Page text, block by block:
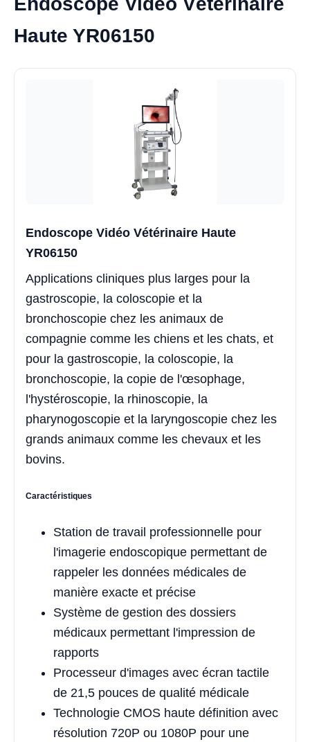
Haute YR06150
Endoscope Vidéo Vétérinaire Haute
YR06150
Applications cliniques plus larges pour la
gastroscopie, la coloscopie et la
bronchoscopie chez les animaux de
compagnie comme les chiens et les chats, et
pour la gastroscopie, la coloscopie, la
bronchoscopie, la copie de l'œsophage,
l'hystéroscopie, la rhinoscopie, la
pharynogoscopie et la laryngoscopie chez les
grands animaux comme les chevaux et les
bovins.
Caractéristiques
Station de travail professionnelle pour
l'imagerie endoscopique permettant de
rappeler les données médicales de
manière exacte et précise
Système de gestion des dossiers
médicaux permettant l'impression de
rapports
Processeur d'images avec écran tactile
de 21,5 pouces de qualité médicale
Technologie CMOS haute définition avec
résolution 720P ou 1080P pour une